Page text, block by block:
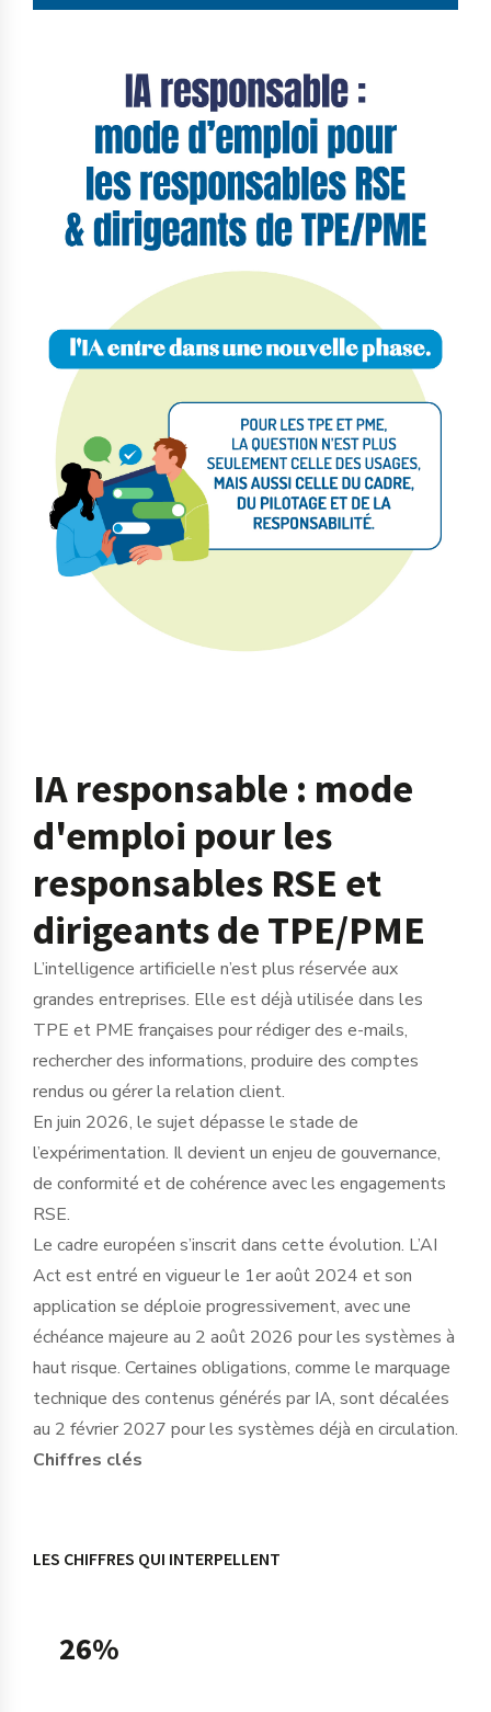
IA responsable : mode
d'emploi pour les
responsables RSE et
dirigeants de TPE/PME
L’intelligence artificielle n’est plus réservée aux
grandes entreprises. Elle est déjà utilisée dans les
TPE et PME françaises pour rédiger des e-mails,
rechercher des informations, produire des comptes
rendus ou gérer la relation client.
En juin 2026, le sujet dépasse le stade de
l’expérimentation. Il devient un enjeu de gouvernance,
de conformité et de cohérence avec les engagements
RSE.
Le cadre européen s’inscrit dans cette évolution. L’AI
Act est entré en vigueur le 1er août 2024 et son
application se déploie progressivement, avec une
échéance majeure au 2 août 2026 pour les systèmes à
haut risque. Certaines obligations, comme le marquage
technique des contenus générés par IA, sont décalées
au 2 février 2027 pour les systèmes déjà en circulation.
Chiffres clés
LES CHIFFRES QUI INTERPELLENT
26%